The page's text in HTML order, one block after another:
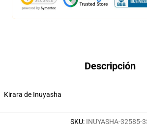
Descripción
Kirara de Inuyasha
SKU: INUYASHA-32585-